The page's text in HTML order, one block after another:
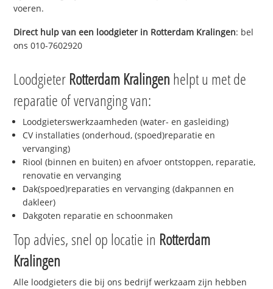
voeren.
Direct hulp van een loodgieter in Rotterdam Kralingen: bel
ons 010-7602920
Loodgieter Rotterdam Kralingen helpt u met de
reparatie of vervanging van:
Loodgieterswerkzaamheden (water- en gasleiding)
CV installaties (onderhoud, (spoed)reparatie en
vervanging)
Riool (binnen en buiten) en afvoer ontstoppen, reparatie,
renovatie en vervanging
Dak(spoed)reparaties en vervanging (dakpannen en
dakleer)
Dakgoten reparatie en schoonmaken
Top advies, snel op locatie in Rotterdam
Kralingen
Alle loodgieters die bij ons bedrijf werkzaam zijn hebben